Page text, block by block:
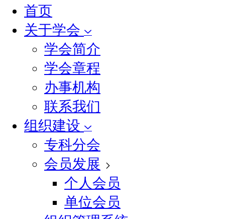
首页
关于学会
学会简介
学会章程
办事机构
联系我们
组织建设
专科分会
会员发展
个人会员
单位会员